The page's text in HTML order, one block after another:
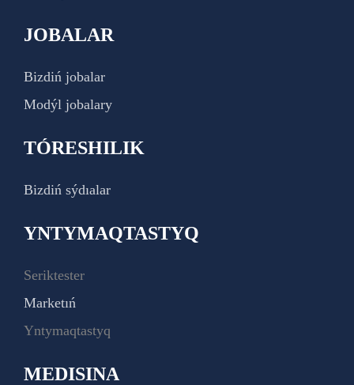
JOBALAR
Bizdiń jobalar
Modýl jobalary
TÓRESHILIK
Bizdiń sýdıalar
YNTYMAQTASTYQ
Seriktester
Marketıń
Yntymaqtastyq
MEDISINA